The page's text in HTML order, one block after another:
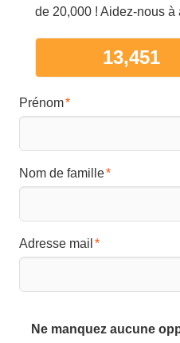
de 20,000 ! Aidez-nous à
13,451
Prénom
Nom de famille
Adresse mail
Ne manquez aucune